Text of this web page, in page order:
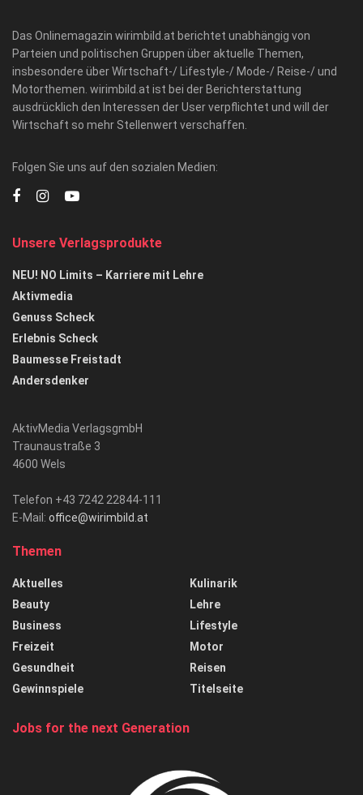
Das Onlinemagazin wirimbild.at berichtet unabhängig von
Parteien und politischen Gruppen über aktuelle Themen,
insbesondere über Wirtschaft-/ Lifestyle-/ Mode-/ Reise-/ und
Motorthemen. wirimbild.at ist bei der Berichterstattung
ausdrücklich den Interessen der User verpflichtet und will der
Wirtschaft so mehr Stellenwert verschaffen.
Folgen Sie uns auf den sozialen Medien:
Unsere Verlagsprodukte
NEU! NO Limits – Karriere mit Lehre
Aktivmedia
Genuss Scheck
Erlebnis Scheck
Baumesse Freistadt
Andersdenker
AktivMedia VerlagsgmbH
Traunaustraße 3
4600 Wels
Telefon +43 7242 22844-111
E-Mail: office@wirimbild.at
Themen
Aktuelles
Beauty
Business
Freizeit
Gesundheit
Gewinnspiele
Kulinarik
Lehre
Lifestyle
Motor
Reisen
Titelseite
Jobs for the next Generation